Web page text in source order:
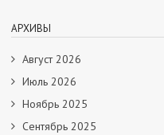
АРХИВЫ
Август 2026
Июль 2026
Ноябрь 2025
Сентябрь 2025